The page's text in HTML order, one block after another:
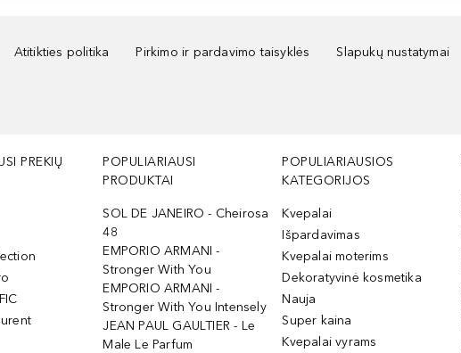
Atitikties politika Pirkimo ir pardavimo taisyklės Slapukų nustatymai
PREKIŲ
POPULIARIAUSI
PRODUKTAI
SOL DE JANEIRO - Cheirosa
48
EMPORIO ARMANI -
Stronger With You
EMPORIO ARMANI -
Stronger With You Intensely
JEAN PAUL GAULTIER - Le
Male Le Parfum
POPULIARIAUSIOS
KATEGORIJOS
Kvepalai
Išpardavimas
Kvepalai moterims
Dekoratyvinė kosmetika
Nauja
Super kaina
Kvepalai vyrams